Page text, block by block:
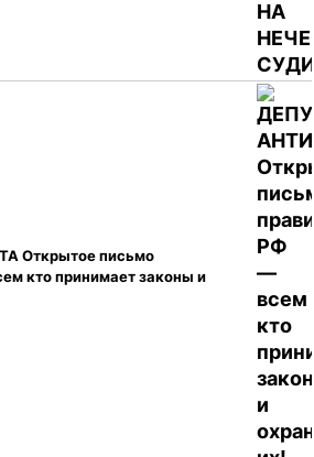
Открытое письмо
кто принимает законы и